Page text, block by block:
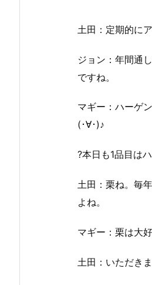
土田：定期的に
ジョン：年間通
ですね。
マギー：ハーゲ
(･∀･)♪
?本日も1品目は
土田：栗ね。毎
よね。
マギー：栗は大
土田：いただき